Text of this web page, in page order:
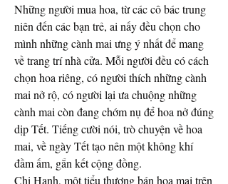
Những người mua hoa, từ các cô bác trung
niên đến các bạn trẻ, ai nấy đều chọn cho
mình những cành mai ưng ý nhất để mang
về trang trí nhà cửa. Mỗi người đều có cách
chọn hoa riêng, có người thích những cành
mai nở rộ, có người lại ưa chuộng những
cành mai còn đang chớm nụ để hoa nở đúng
dịp Tết. Tiếng cười nói, trò chuyện về hoa
mai, về ngày Tết tạo nên một không khí
đầm ấm, gắn kết cộng đồng.
Chị Hạnh, một tiểu thương bán hoa mai trên